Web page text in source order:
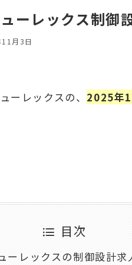
ーレックス制御
月3日
ーレックスの、 2025年
目次
ーレックスの制御設計求